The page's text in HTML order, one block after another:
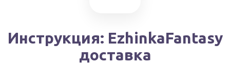
Инструкция: EzhinkaFantasy
доставка